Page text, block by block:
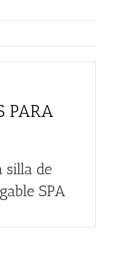
PARA
silla de
SPA